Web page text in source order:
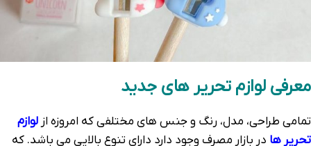
معرفی لوازم تحریر های جدید
تمامی طراحی، مدل، رنگ و جنس های مختلفی که امروزه از لوازم
تحریر ها در بازار مصرف وجود دارد دارای تنوع بالایی می باشد. که